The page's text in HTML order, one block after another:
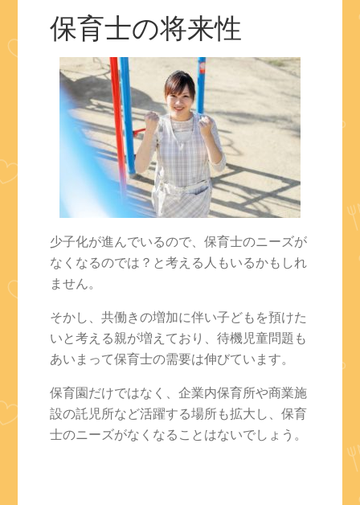
保育士の将来性
少子化が進んでいるので、保育士のニーズが
なくなるのでは？と考える人もいるかもしれ
ません。
そかし、共働きの増加に伴い子どもを預けた
いと考える親が増えており、待機児童問題も
あいまって保育士の需要は伸びています。
保育園だけではなく、企業内保育所や商業施
設の託児所など活躍する場所も拡大し、保育
士のニーズがなくなることはないでしょう。